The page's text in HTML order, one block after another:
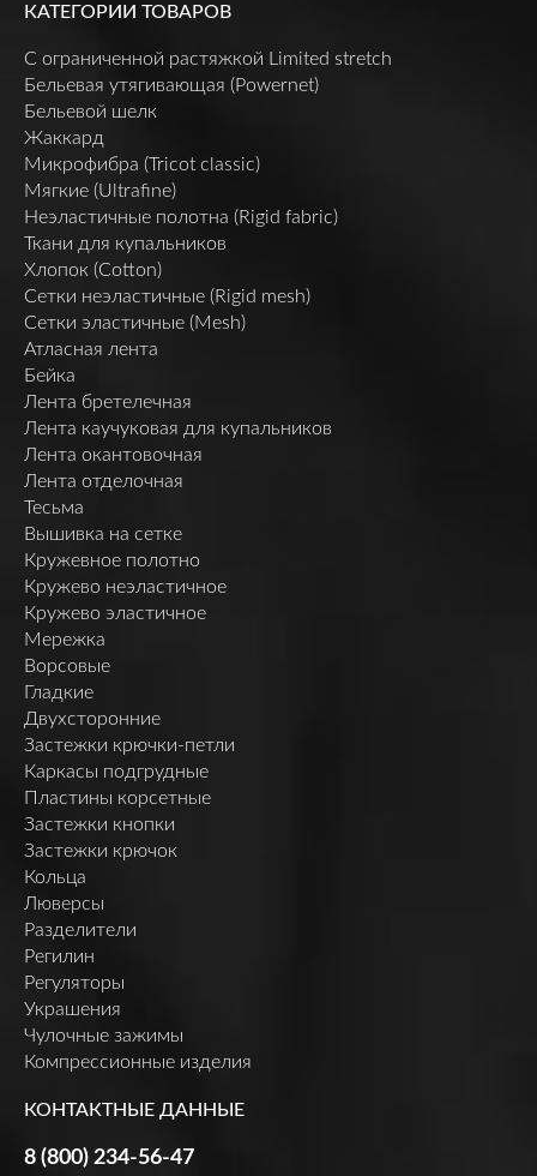
КАТЕГОРИИ ТОВАРОВ
C ограниченной растяжкой Limited stretch
Бельевая утягивающая (Powernet)
Бельевой шелк
Жаккард
Микрофибра (Tricot classic)
Мягкие (Ultrafine)
Неэластичные полотна (Rigid fabric)
Ткани для купальников
Хлопок (Cotton)
Сетки неэластичные (Rigid mesh)
Сетки эластичные (Mesh)
Атласная лента
Бейка
Лента бретелечная
Лента каучуковая для купальников
Лента окантовочная
Лента отделочная
Тесьма
Вышивка на сетке
Кружевное полотно
Кружево неэластичное
Кружево эластичное
Мережка
Ворсовые
Гладкие
Двухсторонние
Застежки крючки-петли
Каркасы подгрудные
Пластины корсетные
Застежки кнопки
Застежки крючок
Кольца
Люверсы
Разделители
Регилин
Регуляторы
Украшения
Чулочные зажимы
Компрессионные изделия
КОНТАКТНЫЕ ДАННЫЕ
8 (800) 234-56-47